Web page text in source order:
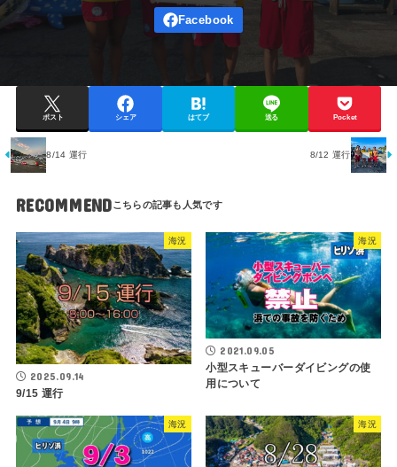
ポスト シェア はてブ 送る Pocket
8/14 運行 8/12 運行
RECOMMEND
海況
2025.09.14
9/15 運行
海況
2021.09.05
小型スキューバーダイビングの使
用について
海況 海況